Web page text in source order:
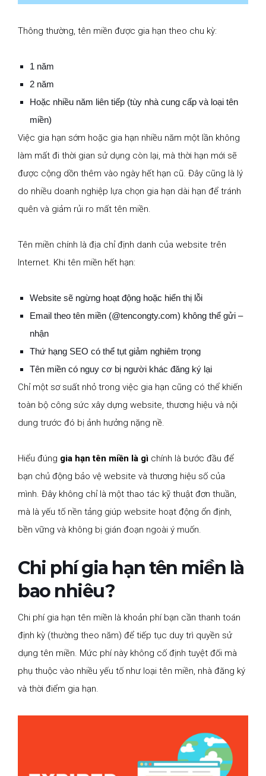
Thông thường, tên miền được gia hạn theo chu kỳ:
1 năm
2 năm
Hoặc nhiều năm liên tiếp (tùy nhà cung cấp và loại tên
miền)
Việc gia hạn sớm hoặc gia hạn nhiều năm một lần không
làm mất đi thời gian sử dụng còn lại, mà thời hạn mới sẽ
được cộng dồn thêm vào ngày hết hạn cũ. Đây cũng là lý
do nhiều doanh nghiệp lựa chọn gia hạn dài hạn để tránh
quên và giảm rủi ro mất tên miền.
Tên miền chính là địa chỉ định danh của website trên
Internet. Khi tên miền hết hạn:
Website sẽ ngừng hoạt động hoặc hiển thị lỗi
Email theo tên miền (@tencongty.com) không thể gửi –
nhận
Thứ hạng SEO có thể tụt giảm nghiêm trọng
Tên miền có nguy cơ bị người khác đăng ký lại
Chỉ một sơ suất nhỏ trong việc gia hạn cũng có thể khiến
toàn bộ công sức xây dựng website, thương hiệu và nội
dung trước đó bị ảnh hưởng nặng nề.
Hiểu đúng gia hạn tên miền là gì chính là bước đầu để
bạn chủ động bảo vệ website và thương hiệu số của
mình. Đây không chỉ là một thao tác kỹ thuật đơn thuần,
mà là yếu tố nền tảng giúp website hoạt động ổn định,
bền vững và không bị gián đoạn ngoài ý muốn.
Chi phí gia hạn tên miền là
bao nhiêu?
Chi phí gia hạn tên miền là khoản phí bạn cần thanh toán
định kỳ (thường theo năm) để tiếp tục duy trì quyền sử
dụng tên miền. Mức phí này không cố định tuyệt đối mà
phụ thuộc vào nhiều yếu tố như loại tên miền, nhà đăng ký
và thời điểm gia hạn.